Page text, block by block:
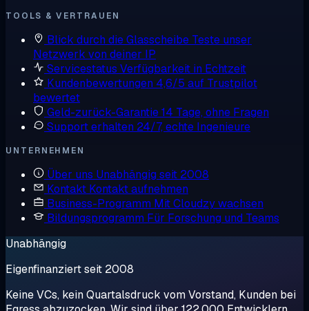
TOOLS & VERTRAUEN
Blick durch die Glasscheibe Teste unser
Netzwerk von deiner IP
Servicestatus Verfügbarkeit in Echtzeit
Kundenbewertungen 4,6/5 auf Trustpilot
bewertet
Geld-zurück-Garantie14 Tage, ohne Fragen
Support erhalten 24/7, echte Ingenieure
UNTERNEHMEN
Über uns Unabhängig seit 2008
Kontakt Kontakt aufnehmen
Business-Programm Mit Cloudzy wachsen
Bildungsprogramm Für Forschung und Teams
Unabhängig
Eigenfinanziert seit 2008
Keine VCs, kein Quartalsdruck vom Vorstand, Kunden bei